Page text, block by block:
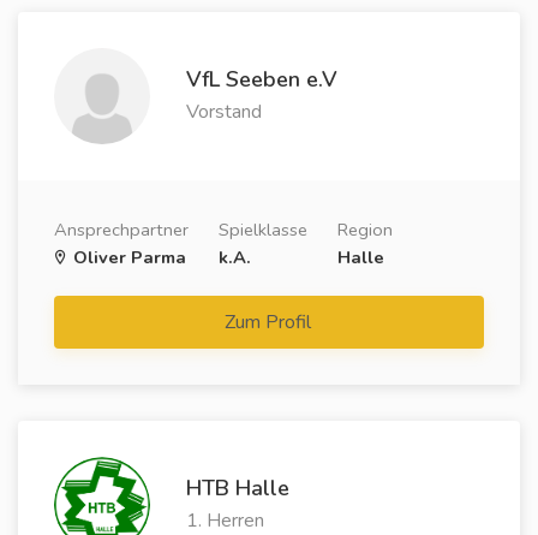
VfL Seeben e.V
Vorstand
Ansprechpartner
Oliver Parma
Spielklasse
k.A.
Region
Halle
Zum Profil
HTB Halle
1. Herren